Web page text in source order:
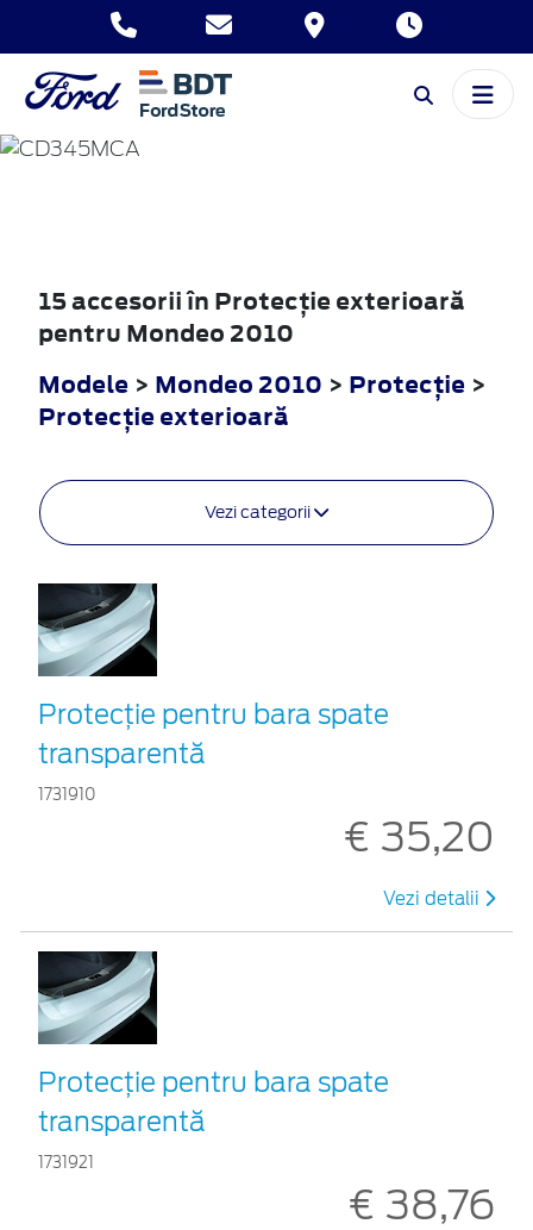
MONDEO
15 accesorii în Protecţie exterioară
pentru Mondeo 2010
Modele > Mondeo 2010 > Protecţie >
Protecţie exterioară
Vezi categorii
Protecţie pentru bara spate
transparentă
1731910
€ 35,20
Vezi detalii
Protecţie pentru bara spate
transparentă
1731921
€ 38,76